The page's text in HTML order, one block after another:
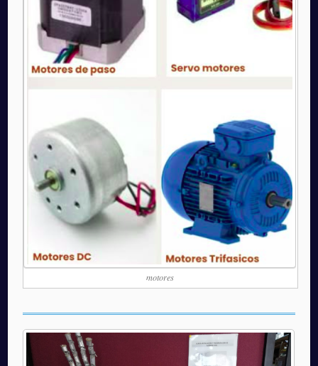
motores